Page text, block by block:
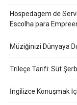
Hospedagem de
Escolha para
Müziğinizi Dünyaya
Trileçe Tarifi: Süt
İngilizce Konuşmak